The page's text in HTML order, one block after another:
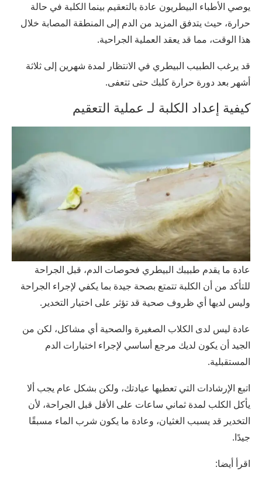
يوصي الأطباء البيطريون عادة بالتعقيم بينما الكلبة في حالة
حرارة، حيث يتدفق المزيد من الدم إلى المنطقة المصابة خلال
هذا الوقت، مما قد يعقد العملية الجراحية.
قد يرغب الطبيب البيطري في الانتظار لمدة شهرين إلى ثلاثة
أشهر بعد دورة حرارة كلبك حتى تتعفى.
كيفية إعداد الكلبة لـ عملية التعقيم
عادة ما يقدم طبيبك البيطري فحوصات الدم، قبل الجراحة
للتأكد من أن الكلبة تتمتع بصحة جيدة بما يكفي لإجراء الجراحة
وليس لديها أي ظروف صحية قد تؤثر على اختيار التخدير.
عادة ليس لدى الكلاب الصغيرة والصحية أي مشاكل، لكن من
الجيد أن يكون لديك مرجع أساسي لإجراء اختبارات الدم
المستقبلية.
اتبع الإرشادات التي تعطيها عيادتك، ولكن بشكل عام يجب ألا
يأكل الكلب لمدة ثماني ساعات على الأقل قبل الجراحة، لأن
التخدير قد يسبب الغثيان، وعادة ما يكون شرب الماء مسبقًا
جيدًا.
اقرأ أيضا: